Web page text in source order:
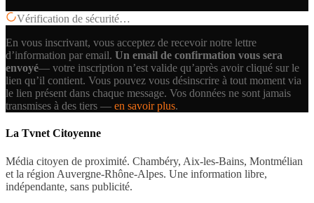
Vérification de sécurité…
En vous inscrivant, vous acceptez de recevoir notre lettre
d’information par email. Un email de confirmation vous sera
envoyé— votre inscription n’est valide qu’après avoir cliqué sur le
lien qu’il contient. Vous pouvez vous désinscrire à tout moment via
le lien présent dans chaque message. Vos données ne sont jamais
transmises à des tiers — en savoir plus.
La Tvnet Citoyenne
Média citoyen de proximité. Chambéry, Aix-les-Bains, Montmélian
et la région Auvergne-Rhône-Alpes. Une information libre,
indépendante, sans publicité.